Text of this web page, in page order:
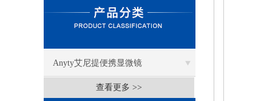
Anyty艾尼提便携显微镜
查看更多 >>